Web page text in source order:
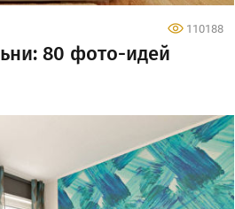
110188
80 фото-идей